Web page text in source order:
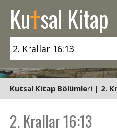
Kutsal Kitap
Kutsal Kitap Bölümleri | 2.
2. Krallar 16:13